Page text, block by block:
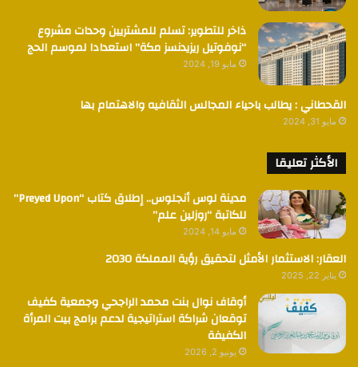
ذاخر للتطوير: تسلم للمشتريين وحدات مشروع
“نوفوتيل ريزيدنسز مكة” استعدادا لموسم الحج
مايو 19, 2024
القحطاني : يطالب باحياء المجالس الثقافيه والاهتمام بها
مايو 31, 2024
الأكثر تعليقا
مدينة لوس أنجلوس.. إطلاق كتاب “Preyed Upon”
للكاتبة “روزلين علم”
مايو 14, 2024
العقار: الاستثمار الأمثل لتحقيق رؤية المملكة 2030
يناير 22, 2025
أوقاف نوال بنت محمد الراجحي وجمعية كفيف
توقعان شراكة استراتيجية لدعم برامج بيت المرأة
الكفيفة
يونيو 2, 2026